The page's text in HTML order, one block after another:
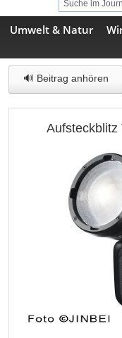
Umwelt & Natur
🔊 Beitrag anhören
Aufsteckblitz